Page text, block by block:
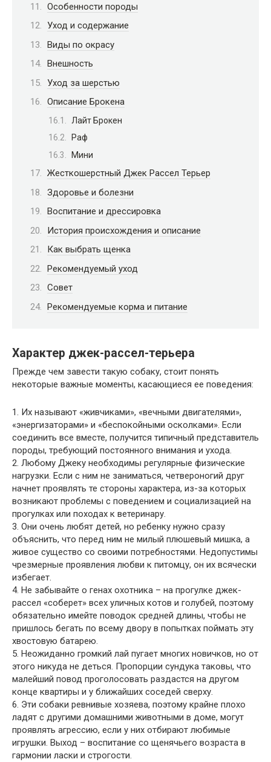
Особенности породы
Уход и содержание
Виды по окрасу
Внешность
Уход за шерстью
Описание Брокена
Лайт Брокен
Раф
Мини
Жесткошерстный Джек Рассел Терьер
Здоровье и болезни
Воспитание и дрессировка
История происхождения и описание
Как выбрать щенка
Рекомендуемый уход
Совет
Рекомендуемые корма и питание
Характер джек-рассел-терьера
Прежде чем завести такую ​​собаку, стоит понять
некоторые важные моменты, касающиеся ее поведения:
1. Их называют «живчиками», «вечными двигателями»,
«энергизаторами» и «беспокойными осколками». Если
соединить все вместе, получится типичный представитель
породы, требующий постоянного внимания и ухода.
2. Любому Джеку необходимы регулярные физические
нагрузки. Если с ним не заниматься, четвероногий друг
начнет проявлять те стороны характера, из-за которых
возникают проблемы с поведением и социализацией на
прогулках или походах к ветеринару.
3. Они очень любят детей, но ребенку нужно сразу
объяснить, что перед ним не милый плюшевый мишка, а
живое существо со своими потребностями. Недопустимы
чрезмерные проявления любви к питомцу, он их всячески
избегает.
4. Не забывайте о генах охотника – на прогулке джек-
рассел «соберет» всех уличных котов и голубей, поэтому
обязательно имейте поводок средней длины, чтобы не
пришлось бегать по всему двору в попытках поймать эту
хвостовую батарею.
5. Неожиданно громкий лай пугает многих новичков, но от
этого никуда не деться. Пропорции сундука таковы, что
малейший повод проголосовать раздастся на другом
конце квартиры и у ближайших соседей сверху.
6. Эти собаки ревнивые хозяева, поэтому крайне плохо
ладят с другими домашними животными в доме, могут
проявлять агрессию, если у них отбирают любимые
игрушки. Выход – воспитание со щенячьего возраста в
гармонии ласки и строгости.